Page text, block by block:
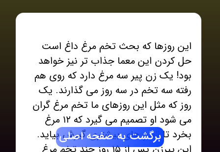
این روزها که بحث تخم مرغ داغ است
حل کردن این معما جذاب تر نیز خواهد
بود! یک زن پیر سه مرغ دارد که روی هم
رفته سه تخم در سه روز می گذارند. یک
روز که مثل این روزهای ما تخم مرغ گران
می شود او تصمیم می گیرد که ۱۲ مرغ
بخرد تا تخم های بیشتری گیرش بیاید.
برگشت به صفحه اصلی